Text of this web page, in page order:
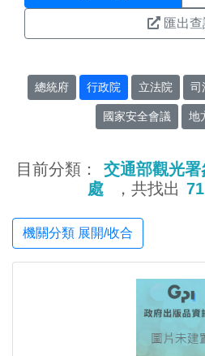
匯出查
總統府 行政院 立法院 司
國家安全會議 地
目前分類：
交通部觀光
處
，共找出 71
機關分類 展開/收合